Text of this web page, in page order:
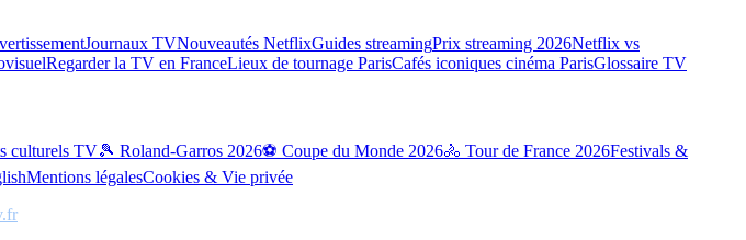
Journaux TVNouveautés NetflixGuides streamingPrix streaming 2026Netflix vs
Regarder la TV en FranceLieux de tournage ParisCafés iconiques cinéma ParisGlossaire TV
culturels TV🎾 Roland-Garros 2026⚽ Coupe du Monde 2026🚴 Tour de France 2026Festivals &
Mentions légalesCookies & Vie privée